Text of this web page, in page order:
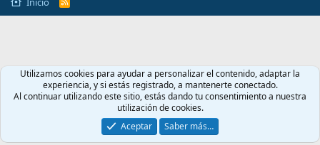
S
Utilizamos cookies para ayudar a personalizar el contenido, adaptar la
experiencia, y si estás registrado, a mantenerte conectado.
Al continuar utilizando este sitio, estás dando tu consentimiento a nuestra
utilización de cookies.
Aceptar
Saber más…